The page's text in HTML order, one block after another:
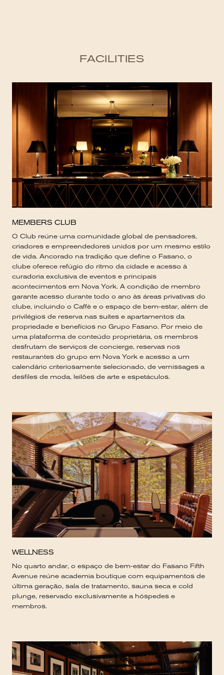
FACILITIES
MEMBERS CLUB
O Club reúne uma comunidade global de pensadores,
criadores e empreendedores unidos por um mesmo estilo
de vida. Ancorado na tradição que define o Fasano, o
clube oferece refúgio do ritmo da cidade e acesso à
curadoria exclusiva de eventos e principais
acontecimentos em Nova York. A condição de membro
garante acesso durante todo o ano às áreas privativas do
clube, incluindo o Caffè e o espaço de bem-estar, além de
privilégios de reserva nas suítes e apartamentos da
propriedade e benefícios no Grupo Fasano. Por meio de
uma plataforma de conteúdo proprietária, os membros
desfrutam de serviços de concierge, reservas nos
restaurantes do grupo em Nova York e acesso a um
calendário criteriosamente selecionado, de vernissages a
desfiles de moda, leilões de arte e espetáculos.
WELLNESS
No quarto andar, o espaço de bem-estar do Fasano Fifth
Avenue reúne academia boutique com equipamentos de
última geração, sala de tratamento, sauna seca e cold
plunge, reservado exclusivamente a hóspedes e
membros.